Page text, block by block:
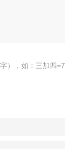
），如：三加四=7